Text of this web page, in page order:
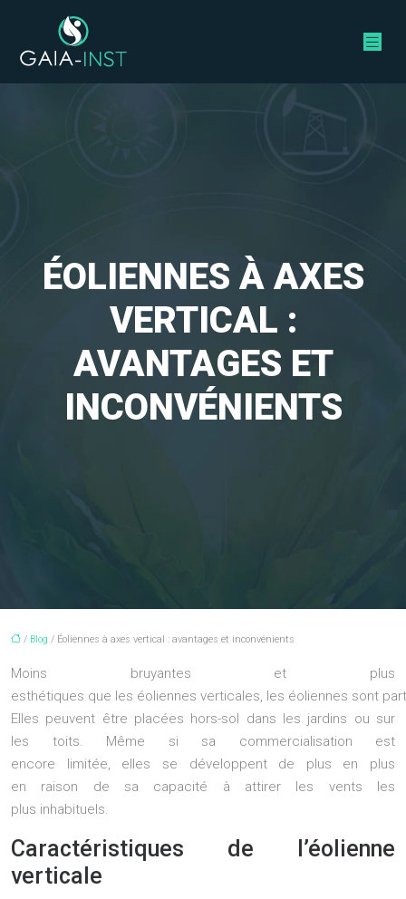
ÉOLIENNES À AXES
VERTICAL :
AVANTAGES ET
INCONVÉNIENTS
/ Blog / Éoliennes à axes vertical : avantages et inconvénients
Moins bruyantes et plus
esthétiques que les éoliennes verticales, les éoliennes sont
Elles peuvent être placées hors-sol dans les jardins ou sur
les toits. Même si sa commercialisation est
encore limitée, elles se développent de plus en plus
en raison de sa capacité à attirer les vents les
plus inhabituels.
Caractéristiques de l’éolienne
verticale